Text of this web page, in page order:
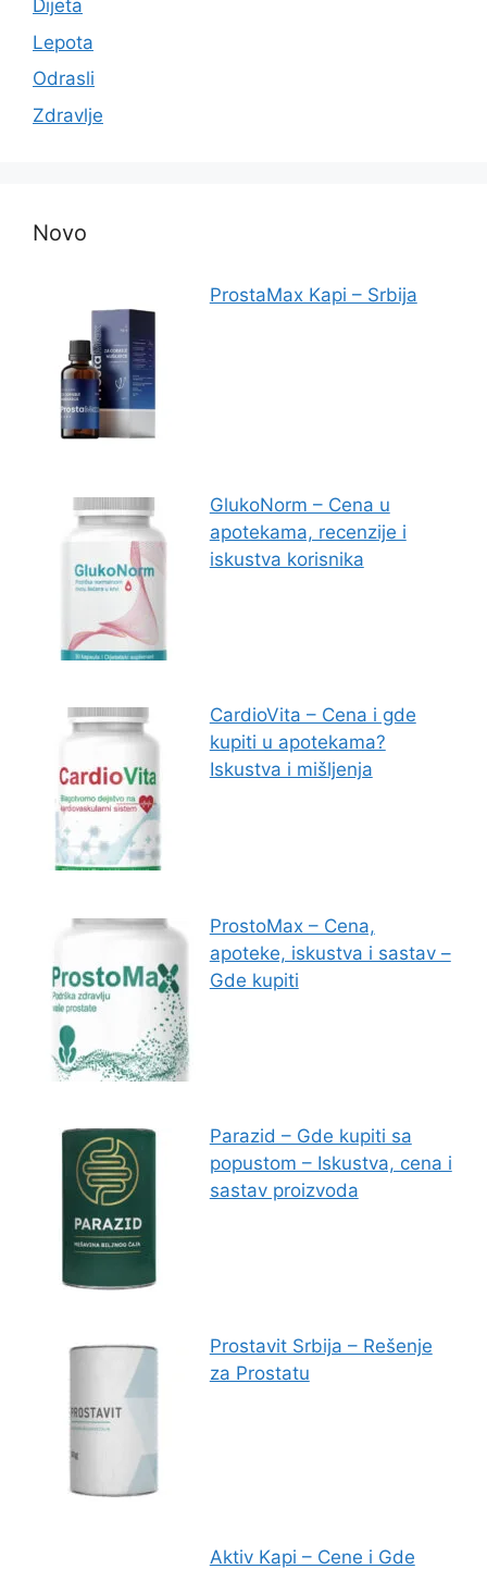
Dijeta
Lepota
Odrasli
Zdravlje
Novo
ProstaMax Kapi – Srbija
GlukoNorm – Cena u
apotekama, recenzije i
iskustva korisnika
CardioVita – Cena i gde
kupiti u apotekama?
Iskustva i mišljenja
ProstoMax – Cena,
apoteke, iskustva i sastav –
Gde kupiti
Parazid – Gde kupiti sa
popustom – Iskustva, cena i
sastav proizvoda
Prostavit Srbija – Rešenje
za Prostatu
Aktiv Kapi – Cene i Gde